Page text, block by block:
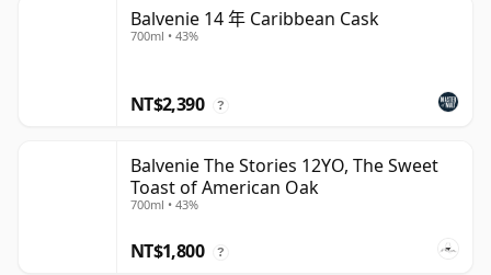
Balvenie 14 年 Caribbean Cask
700ml • 43%
NT$2,390 ?
Balvenie The Stories 12YO, The Sweet
Toast of American Oak
700ml • 43%
NT$1,800 ?